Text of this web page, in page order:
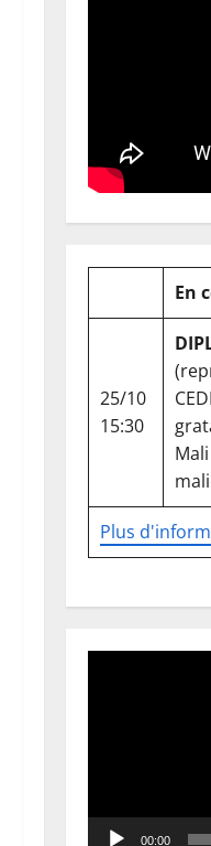
En
Plus
25/10
15:30
00:00